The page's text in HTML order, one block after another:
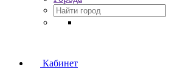
Кабинет